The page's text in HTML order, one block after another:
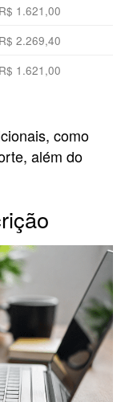
R$ 1.621,00
R$ 2.269,40
R$ 1.621,00
como
além do